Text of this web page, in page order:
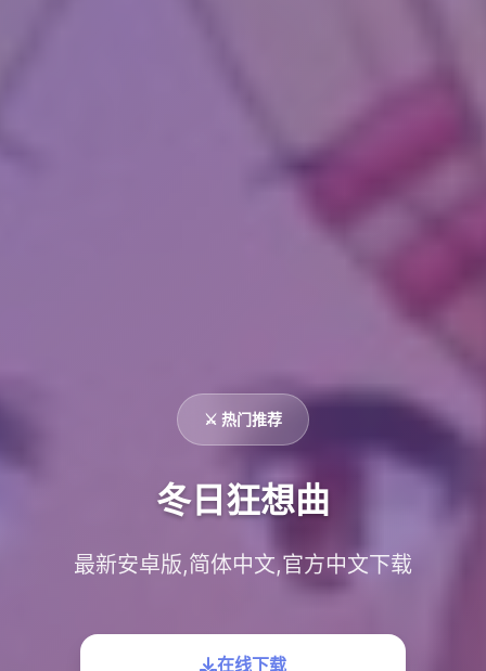
⚔️ 热门推荐
冬日狂想曲
最新安卓版,简体中文,官方中文下载
在线下载